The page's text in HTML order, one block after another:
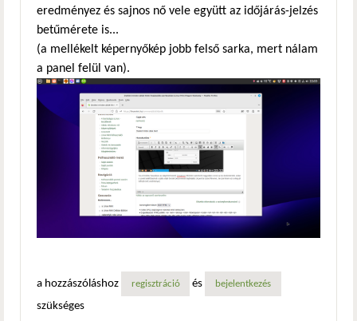
eredményez és sajnos nő vele együtt az időjárás-jelzés
betűmérete is...
(a mellékelt képernyőkép jobb felső sarka, mert nálam
a panel felül van).
a hozzászóláshoz regisztráció és bejelentkezés
szükséges